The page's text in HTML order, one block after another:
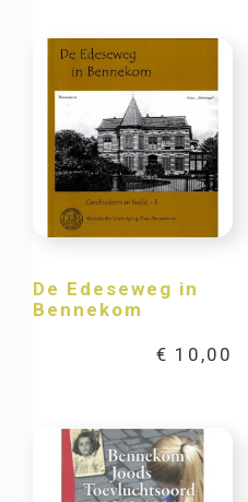
De Edeseweg in
Bennekom
€ 10,00